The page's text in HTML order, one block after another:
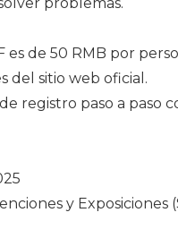
de 50 RMB por
del sitio web oficial.
registro paso a paso
y Exposiciones